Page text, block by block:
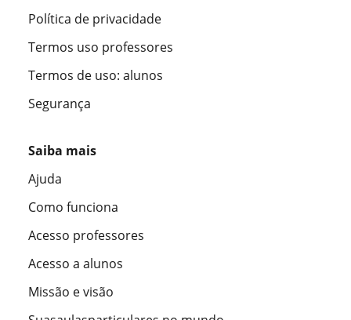
Política de privacidade
Termos uso professores
Termos de uso: alunos
Segurança
Saiba mais
Ajuda
Como funciona
Acesso professores
Acesso a alunos
Missão e visão